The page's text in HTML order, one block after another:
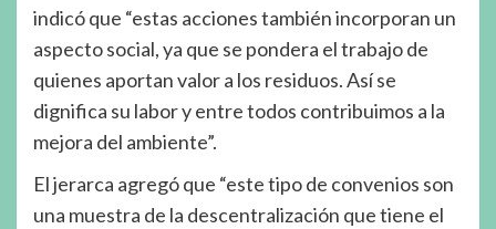
indicó que “estas acciones también incorporan un
aspecto social, ya que se pondera el trabajo de
quienes aportan valor a los residuos. Así se
dignifica su labor y entre todos contribuimos a la
mejora del ambiente”.
El jerarca agregó que “este tipo de convenios son
una muestra de la descentralización que tiene el